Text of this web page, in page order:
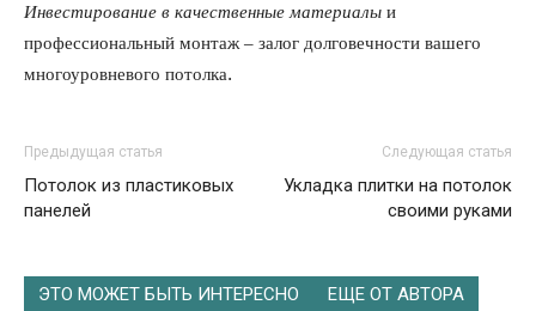
Инвестирование в качественные материалы и
профессиональный монтаж – залог долговечности вашего
многоуровневого потолка.
Предыдущая статья
Потолок из пластиковых
панелей
Следующая статья
Укладка плитки на потолок
своими руками
ЭТО МОЖЕТ БЫТЬ ИНТЕРЕСНО ЕЩЕ ОТ АВТОРА